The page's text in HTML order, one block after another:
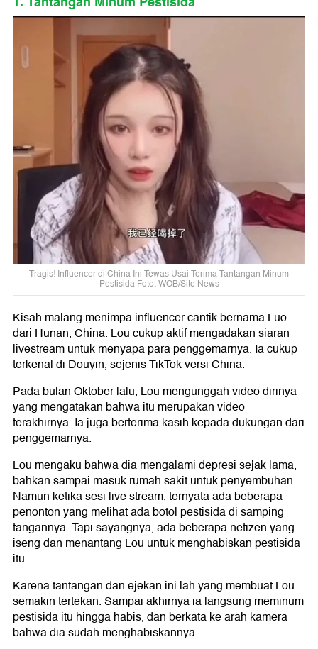
Tragis! Influencer di China Ini Tewas Usai Terima Tantangan Minum
Pestisida Foto: WOB/Site News
Kisah malang menimpa influencer cantik bernama Luo
dari Hunan, China. Lou cukup aktif mengadakan siaran
livestream untuk menyapa para penggemarnya. Ia cukup
terkenal di Douyin, sejenis TikTok versi China.
Pada bulan Oktober lalu, Lou mengunggah video dirinya
yang mengatakan bahwa itu merupakan video
terakhirnya. Ia juga berterima kasih kepada dukungan dari
penggemarnya.
Lou mengaku bahwa dia mengalami depresi sejak lama,
bahkan sampai masuk rumah sakit untuk penyembuhan.
Namun ketika sesi live stream, ternyata ada beberapa
penonton yang melihat ada botol pestisida di samping
tangannya. Tapi sayangnya, ada beberapa netizen yang
iseng dan menantang Lou untuk menghabiskan pestisida
itu.
Karena tantangan dan ejekan ini lah yang membuat Lou
semakin tertekan. Sampai akhirnya ia langsung meminum
pestisida itu hingga habis, dan berkata ke arah kamera
bahwa dia sudah menghabiskannya.